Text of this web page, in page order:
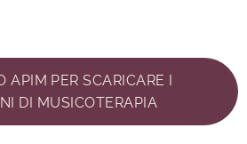
APIM PER SCARICARE I
DI MUSICOTERAPIA